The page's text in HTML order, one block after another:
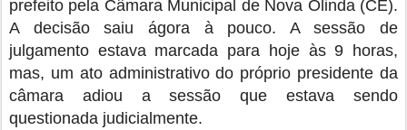
prefeito pela Câmara Municipal de Nova Olinda (CE).
A decisão saiu ágora à pouco. A sessão de
julgamento estava marcada para hoje às 9 horas,
mas, um ato administrativo do próprio presidente da
câmara adiou a sessão que estava sendo
questionada judicialmente.